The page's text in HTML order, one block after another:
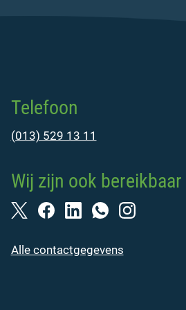
Telefoon
(013) 529 13 11
Wij zijn ook bereikbaar
Alle contactgegevens